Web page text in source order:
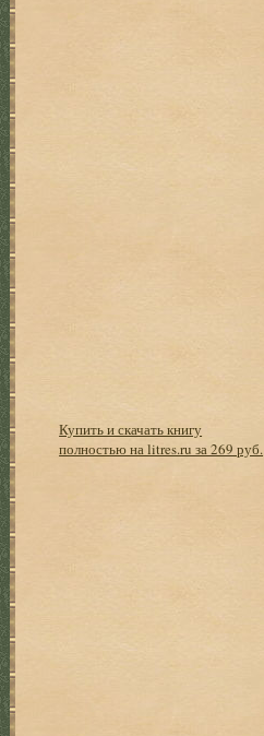
Купить и скачать книгу
полностью на litres.ru за 269 руб.